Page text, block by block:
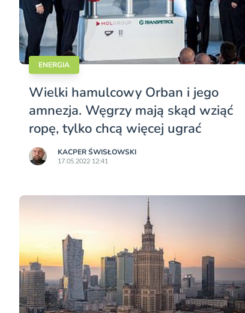
ENERGIA
Wielki hamulcowy Orban i jego
amnezja. Węgrzy mają skąd wziąć
ropę, tylko chcą więcej ugrać
KACPER ŚWISŁO­WSKI
17.05.2022 12:41